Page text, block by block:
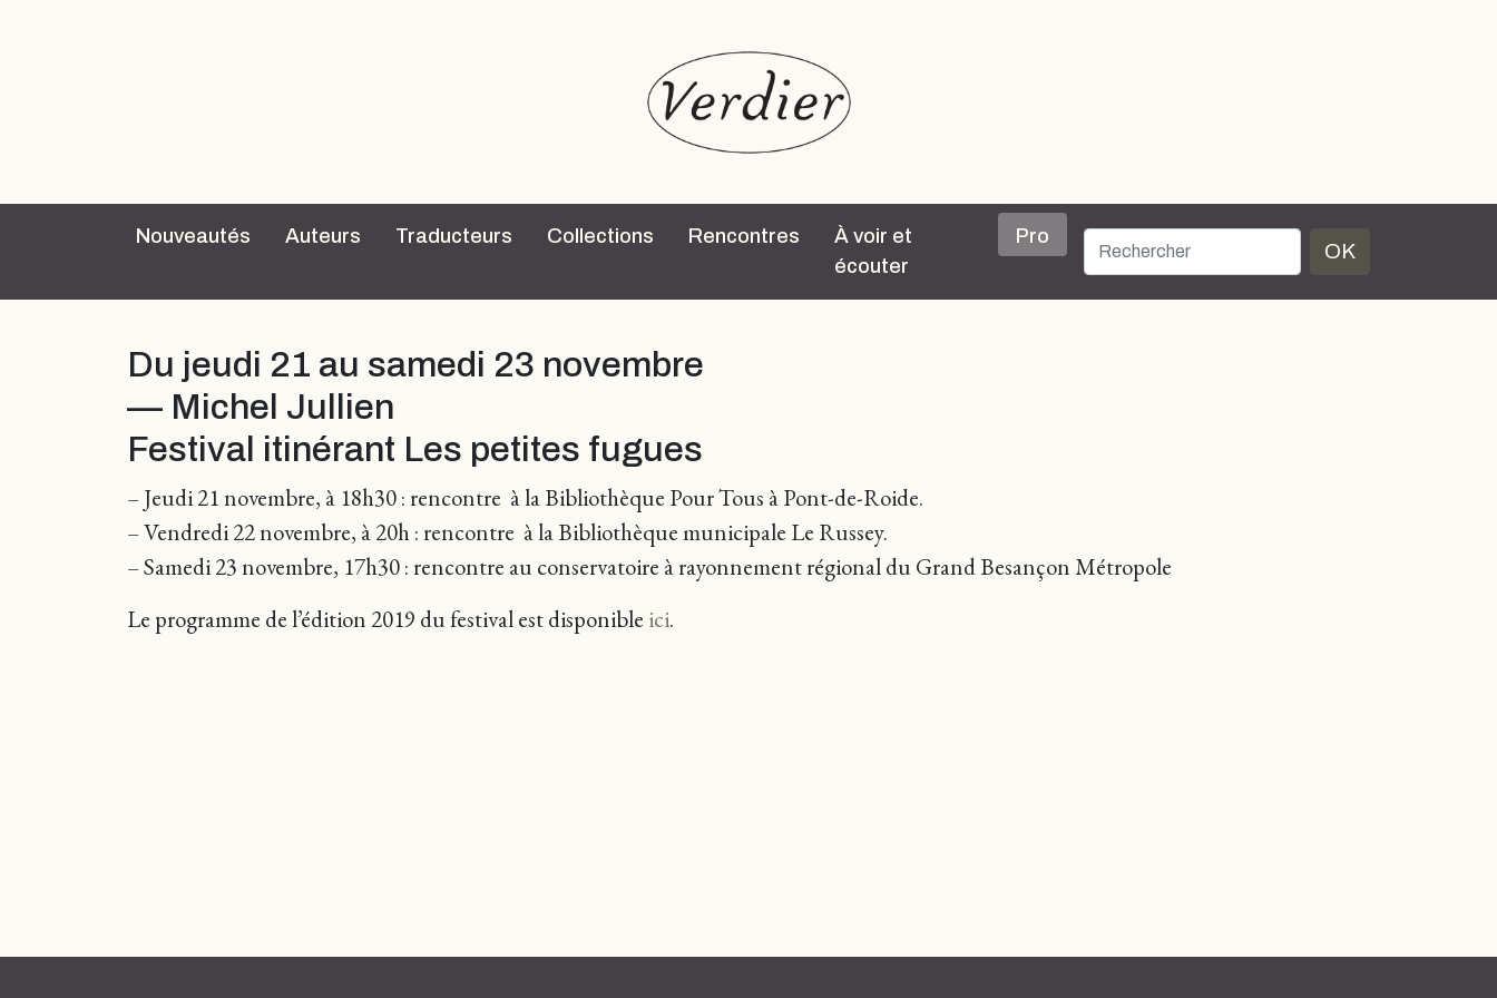
Nouveautés Auteurs Traducteurs Collections Rencontres
À voir et
écouter
Pro
OK
Du jeudi 21 au samedi 23 novembre
— Michel Jullien
Festival itinérant Les petites fugues
– Jeudi 21 novembre, à 18h30 : rencontre à la Bibliothèque Pour Tous à Pont-de-Roide.
– Vendredi 22 novembre, à 20h : rencontre à la Bibliothèque municipale Le Russey.
– Samedi23 novembre, 17h30 : rencontre au conservatoire à rayonnement régional du Grand Besançon Métropole
Le programme de l’édition 2019 du festival est disponible ici.